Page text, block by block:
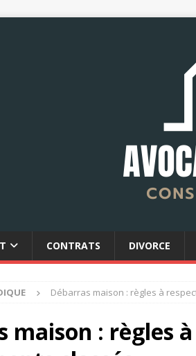
CONTRATS DIVORCE
Débarras maison : règles à
maison : règles